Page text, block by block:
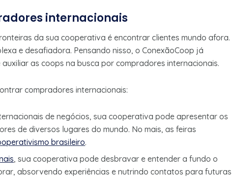
internacionais
da sua cooperativa é encontrar clientes mundo afora.
e desafiadora. Pensando nisso, o ConexãoCoop já
as coops na busca por compradores internacionais.
compradores internacionais:
de negócios, sua cooperativa pode apresentar os
de diversos lugares do mundo. No mais, as feiras
brasileiro.
, sua cooperativa pode desbravar e entender a fundo o
absorvendo experiências e nutrindo contatos para futuras